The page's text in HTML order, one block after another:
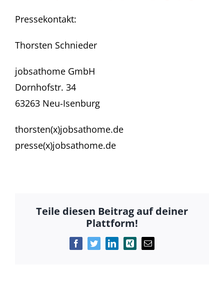
Pressekontakt:
Thorsten Schnieder
jobsathome GmbH
Dornhofstr. 34
63263 Neu-Isenburg
thorsten(x)jobsathome.de
presse(x)jobsathome.de
Teile diesen Beitrag auf deiner
Plattform!
FacebookTwitterLinkedInXing E-